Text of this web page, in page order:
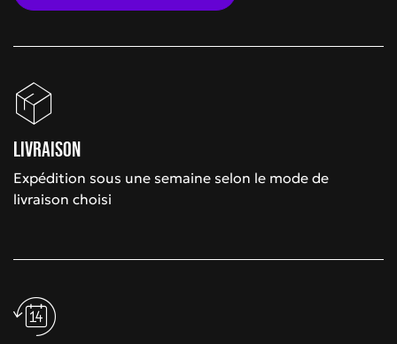
Livraison
Expédition sous une semaine selon le mode de
livraison choisi